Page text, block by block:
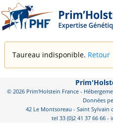
Taureau indisponible. Retour
© 2026 Prim'Holstein France -
Données
42 Le Montsoreau - Saint Sylvain
tel 33 (0)2 41 37 66 66